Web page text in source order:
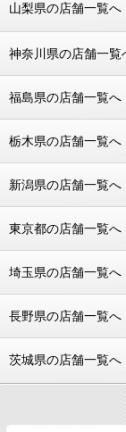
山梨県の店舗一覧へ
神奈川県の店舗一覧
福島県の店舗一覧へ
栃木県の店舗一覧へ
新潟県の店舗一覧へ
東京都の店舗一覧へ
埼玉県の店舗一覧へ
長野県の店舗一覧へ
茨城県の店舗一覧へ